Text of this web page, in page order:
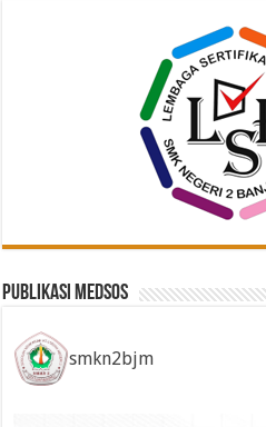
Publikasi Medsos
smkn2bjm